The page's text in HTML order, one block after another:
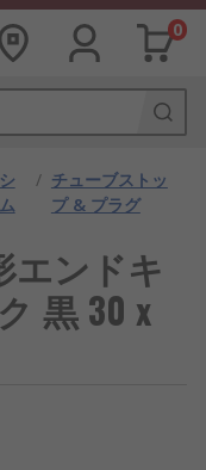
0
/ チューブストッ
プ & プラグ
エンドキ
黒 30 x